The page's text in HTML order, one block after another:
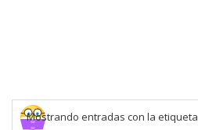
Mostrando entradas con la etiqueta